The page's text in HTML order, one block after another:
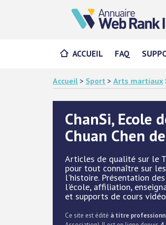
ACCUEIL FAQ
Accueil > Sport > Arts martiaux
ChanSi, Ecole
Chuan Chen
Articles de qualité sur le
pour tout connaître sur
l'histoire. Présentation
l'école, affiliation,
et supports de cours vidéo
Ce site est édité à titre